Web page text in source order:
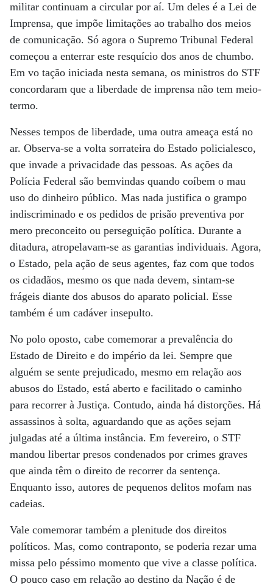
militar continuam a circular por aí. Um deles é a Lei de
Imprensa, que impõe limitações ao trabalho dos meios
de comunicação. Só agora o Supremo Tribunal Federal
começou a enterrar este resquício dos anos de chumbo.
Em vo tação iniciada nesta semana, os ministros do STF
concordaram que a liberdade de imprensa não tem meio-
termo.
Nesses tempos de liberdade, uma outra ameaça está no
ar. Observa-se a volta sorrateira do Estado policialesco,
que invade a privacidade das pessoas. As ações da
Polícia Federal são bemvindas quando coíbem o mau
uso do dinheiro público. Mas nada justifica o grampo
indiscriminado e os pedidos de prisão preventiva por
mero preconceito ou perseguição política. Durante a
ditadura, atropelavam-se as garantias individuais. Agora,
o Estado, pela ação de seus agentes, faz com que todos
os cidadãos, mesmo os que nada devem, sintam-se
frágeis diante dos abusos do aparato policial. Esse
também é um cadáver insepulto.
No polo oposto, cabe comemorar a prevalência do
Estado de Direito e do império da lei. Sempre que
alguém se sente prejudicado, mesmo em relação aos
abusos do Estado, está aberto e facilitado o caminho
para recorrer à Justiça. Contudo, ainda há distorções. Há
assassinos à solta, aguardando que as ações sejam
julgadas até a última instância. Em fevereiro, o STF
mandou libertar presos condenados por crimes graves
que ainda têm o direito de recorrer da sentença.
Enquanto isso, autores de pequenos delitos mofam nas
cadeias.
Vale comemorar também a plenitude dos direitos
políticos. Mas, como contraponto, se poderia rezar uma
missa pelo péssimo momento que vive a classe política.
O pouco caso em relação ao destino da Nação é de